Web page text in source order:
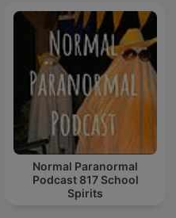
Normal Paranormal
Podcast 817 School
Spirits